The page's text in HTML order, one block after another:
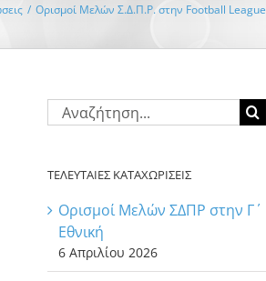
/ Ορισμοί Μελών Σ.Δ.Π.Ρ. στην Football League
Αναζήτηση
για:
ΤΕΛΕΥΤΑΙΕΣ ΚΑΤΑΧΩΡΙΣΕΙΣ
Ορισμοί Μελών ΣΔΠΡ στην Γ΄
Εθνική
6 Απριλίου 2026